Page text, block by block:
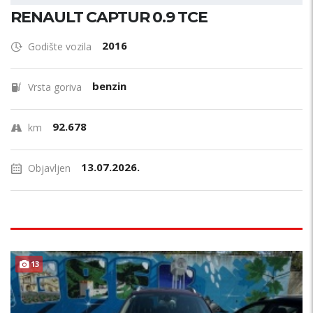
RENAULT CAPTUR 0.9 TCE
Godište vozila 2016
Vrsta goriva benzin
km 92.678
Objavljen 13.07.2026.
13